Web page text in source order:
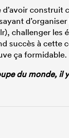
d’avoir
challenger les
succès à cette
ça formidable.
du monde, il